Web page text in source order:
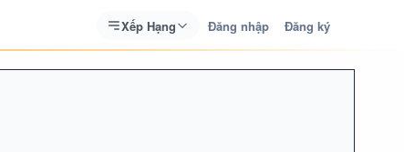
Xếp Hạng Đăng nhập Đăng ký